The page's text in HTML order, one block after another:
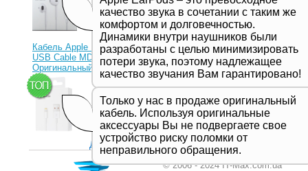
качество звука в сочетании с таким же
комфортом и долговечностью.
Динамики внутри наушников были
разработаны с целью минимизировать
потери звука, поэтому надлежащее
качество звучания Вам гарантировано!
Кабель Apple Lightning to
USB Cable MD818ZM
Оригинальный!
Только у нас в продаже оригинальный
кабель. Используя оригинальные
аксессуары Вы не подвергаете свое
устройство риску поломки от
неправильного обращения.
Дивитись все
© 2006 - 2024 IT-Max.com.ua